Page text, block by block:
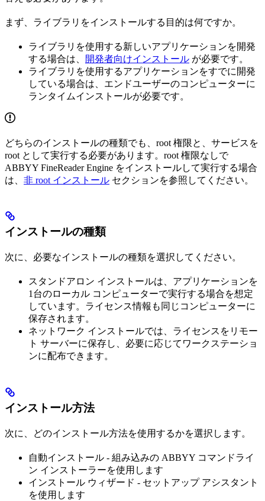
まず、ライブラリをインストールする目的は何ですか。
ライブラリを使用する新しいアプリケーションを開発
する場合は、
開発者向けインストール が必要です。
ライブラリを使用するアプリケーションをすでに開発
している場合は、エンドユーザーのコンピューターに
ランタイムインストールが必要です。
どちらのインストールの種類でも、root 権限と、サービスを
root として実行する必要があります。root 権限なしで
ABBYY FineReader Engine をインストールして実行する場合
は、 非 root インストール セクションを参照してください。
インストールの種類
次に、必要なインストールの種類を選択してください。
スタンドアロン インストールは、アプリケーションを
1台のローカル コンピューターで実行する場合を想定
しています。ライセンス情報も同じコンピューターに
保存されます。
ネットワーク インストールでは、ライセンスをリモー
ト サーバーに保存し、必要に応じてワークステーショ
ンに配布できます。
インストール方法
次に、どのインストール方法を使用するかを選択します。
自動インストール - 組み込みの ABBYY コマンドライ
ン インストーラーを使用します
インストール ウィザード - セットアップ アシスタント
を使用します